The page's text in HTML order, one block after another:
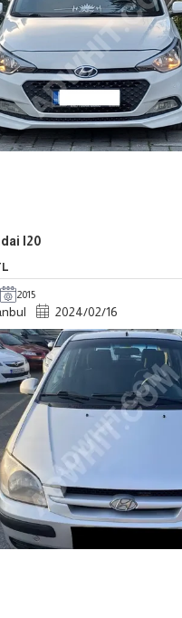
I20
2015
2024/02/16